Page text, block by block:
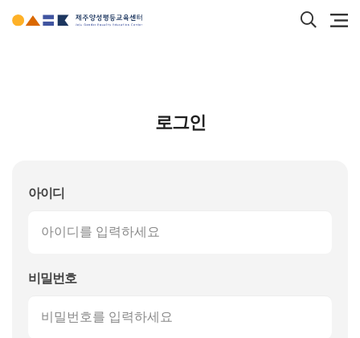
바로가기
검색
로그인
아이디
비밀번호